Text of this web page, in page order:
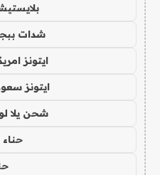
شدات
ايتونز
ايتونز
شحن يلا